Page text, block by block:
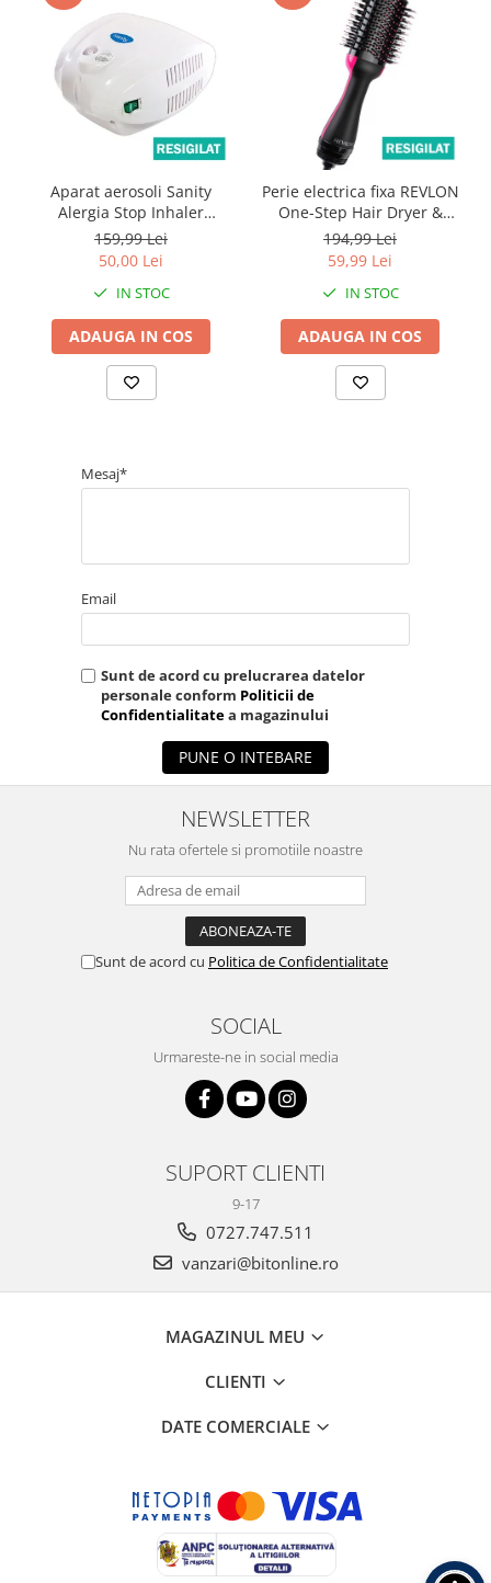
Aparat aerosoli Sanity
Alergia Stop Inhaler
resigilat, cu accesorii
compatibile sigilate
159,99 Lei
50,00 Lei
IN STOC
ADAUGA IN COS
Perie electrica fixa REVLON
One-Step Hair Dryer &
Volumizer, RVDR5222E2,
resigilata
194,99 Lei
59,99 Lei
IN STOC
ADAUGA IN COS
Mesaj*
Email
Sunt de acord cu prelucrarea datelor
personale conform Politicii de
Confidentialitatea magazinului
PUNE O INTEBARE
NEWSLETTER
Nu rata ofertele si promotiile noastre
Sunt de acord cu Politica de Confidentialitate
SOCIAL
Urmareste-ne in social media
SUPORT CLIENTI
9-17
0727.747.511
vanzari@bitonline.ro
MAGAZINUL MEU
CLIENTI
DATE COMERCIALE